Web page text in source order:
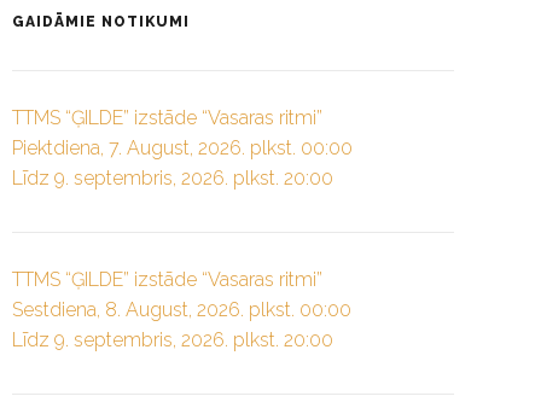
GAIDĀMIE NOTIKUMI
TTMS “ĢILDE” izstāde “Vasaras ritmi”
Piektdiena, 7. August, 2026. plkst. 00:00
Līdz 9. septembris, 2026. plkst. 20:00
TTMS “ĢILDE” izstāde “Vasaras ritmi”
Sestdiena, 8. August, 2026. plkst. 00:00
Līdz 9. septembris, 2026. plkst. 20:00